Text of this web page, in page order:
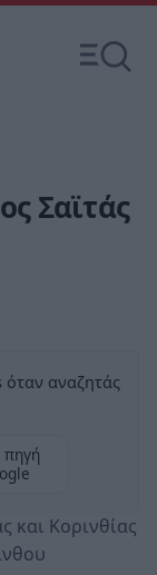
Σαϊτάς
αναζητάς
και Κορινθίας